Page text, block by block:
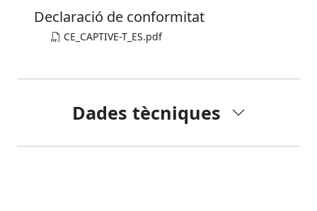
Declaració de conformitat
CE_CAPTIVE-T_ES.pdf
Dades tècniques